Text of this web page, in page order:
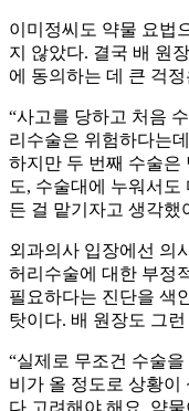
이미정씨도 약물 요법
지 않았다. 결국 배 원
에 동의하는 데 큰 걱
“사고를 당하고 처음
리수술은 위험하다는
하지만 두 번째 수술은
도, 수술대에 누워서도
든 걸 맡기자고 생각했
외과의사 입장에선 의
허리수술에 대한 부정
필요하다는 진단을 색
탓이다. 배 원장도 그
“실제로 무조건 수술
비가 올 정도로 상황이